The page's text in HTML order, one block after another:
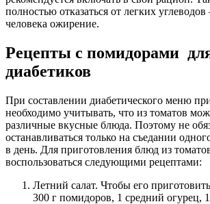
полностью отказаться от легких
человека ожирение.
Рецепты с помидорами
диабетиков
При составлении диабетического меню
необходимо учитывать, что из томатов
различные вкусные блюда. Поэтому не
останавливаться только на съедании
в день. Для приготовления блюд из
воспользоваться следующими рецептами:
Летний салат. Чтобы его
300 г помидоров, 1 средний огурец,